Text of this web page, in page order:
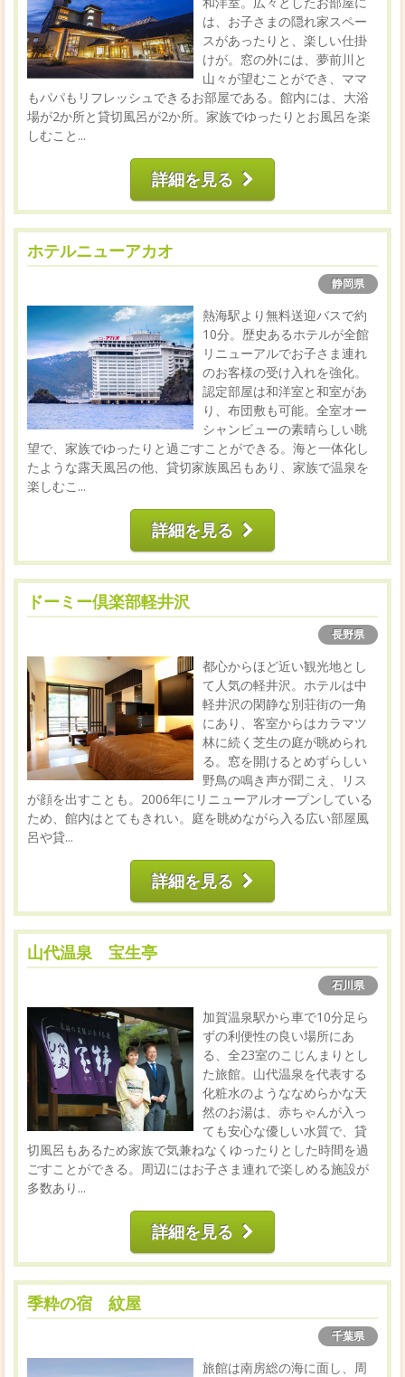
は、お子さまの隠れ家スペー
スがあったりと、楽しい仕掛
けが。窓の外には、夢前川と
山々が望むことができ、ママ
もパパもリフレッシュできるお部屋である。館内には、大浴
場が2か所と貸切風呂が2か所。家族でゆったりとお風呂を楽
しむこと...
詳細を見る
ホテルニューアカオ
静岡県
熱海駅より無料送迎バスで約
10分。歴史あるホテルが全館
リニューアルでお子さま連れ
のお客様の受け入れを強化。
認定部屋は和洋室と和室があ
り、布団敷も可能。全室オー
シャンビューの素晴らしい眺
望で、家族でゆったりと過ごすことができる。海と一体化し
たような露天風呂の他、貸切家族風呂もあり、家族で温泉を
楽しむこ...
詳細を見る
ドーミー倶楽部軽井沢
長野県
都心からほど近い観光地とし
て人気の軽井沢。ホテルは中
軽井沢の閑静な別荘街の一角
にあり、客室からはカラマツ
林に続く芝生の庭が眺められ
る。窓を開けるとめずらしい
野鳥の鳴き声が聞こえ、リス
が顔を出すことも。2006年にリニューアルオープンしている
ため、館内はとてもきれい。庭を眺めながら入る広い部屋風
呂や貸...
詳細を見る
山代温泉 宝生亭
石川県
加賀温泉駅から車で10分足ら
ずの利便性の良い場所にあ
る、全23室のこじんまりとし
た旅館。山代温泉を代表する
化粧水のようななめらかな天
然のお湯は、赤ちゃんが入っ
ても安心な優しい水質で、貸
切風呂もあるため家族で気兼ねなくゆったりとした時間を過
ごすことができる。周辺にはお子さま連れで楽しめる施設が
多数あり...
詳細を見る
季粋の宿 紋屋
千葉県
旅館は南房総の海に面し、周